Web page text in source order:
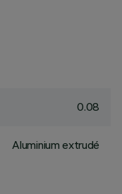
0.08
Aluminium extrudé